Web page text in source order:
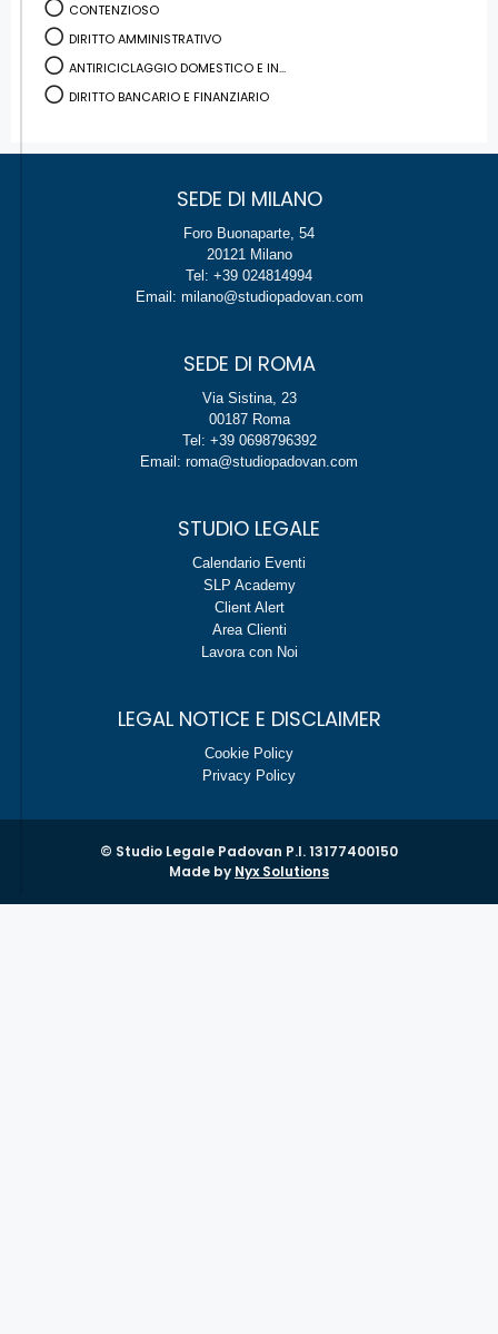
CONTENZIOSO
DIRITTO AMMINISTRATIVO
ANTIRICICLAGGIO DOMESTICO E IN...
DIRITTO BANCARIO E FINANZIARIO
SEDE DI MILANO
Foro Buonaparte, 54
20121 Milano
Tel: +39 024814994
Email: milano@studiopadovan.com
SEDE DI ROMA
Via Sistina, 23
00187 Roma
Tel: +39 0698796392
Email: roma@studiopadovan.com
STUDIO LEGALE
Calendario Eventi
SLP Academy
Client Alert
Area Clienti
Lavora con Noi
LEGAL NOTICE E DISCLAIMER
Cookie Policy
Privacy Policy
© Studio Legale Padovan P.I. 13177400150
Made by Nyx Solutions